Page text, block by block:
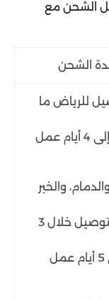
الشحن مع
الشحن
للرياض ما
والخبر
يتم التوصيل خلال 3